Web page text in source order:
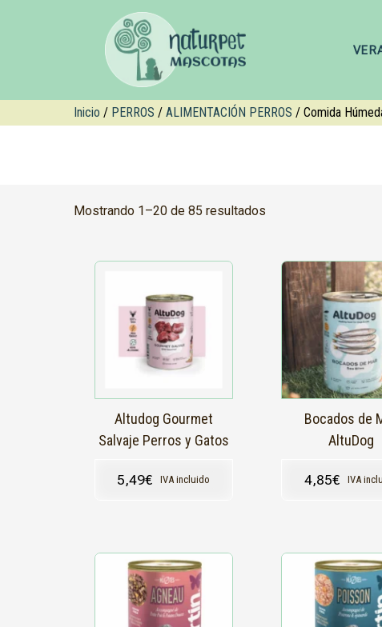
Inicio / PERROS / ALIMENTACIÓN PERROS / Comida
Mostrando 1–20 de 85 resultados
Altudog Gourmet
Salvaje Perros y Gatos
5,49€ IVA incluido
Bocados de
AltuDog
4,85€ IVA